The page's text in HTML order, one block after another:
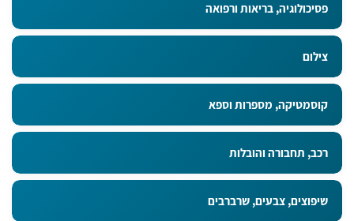
פסיכולוגיה, בריאות ורפואה
צילום
קוסמטיקה, מספרות וספא
רכב, תחבורה והובלות
שיפוצים, צבעים, שרברבים